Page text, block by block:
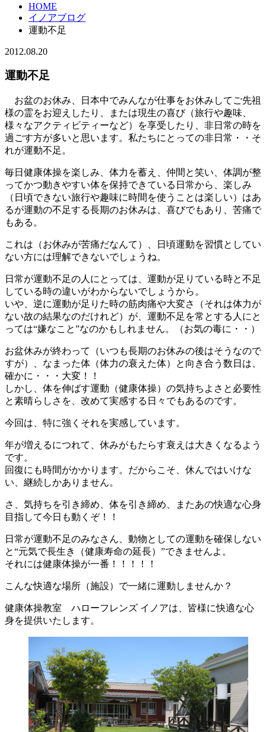
HOME
イノアブログ
運動不足
2012.08.20
運動不足
お盆のお休み、日本中でみんなが仕事をお休みしてご先祖
様の霊をお迎えしたり、または現生の喜び（旅行や趣味、
様々なアクティビティーなど）を享受したり、非日常の時を
過ごす方が多いと思います。私たちにとっての非日常・・そ
れが運動不足。
毎日健康体操を楽しみ、体力を蓄え、仲間と笑い、体調が整
ってかつ動きやすい体を保持できている日常から、楽しみ
（日頃できない旅行や趣味に時間を使うことは楽しい）はあ
るが運動の不足する長期のお休みは、喜びでもあり、苦痛で
もある。
これは（お休みが苦痛だなんて）、日頃運動を習慣としてい
ない方には理解できないでしょうね。
日常が運動不足の人にとっては、運動が足りている時と不足
している時の違いがわからないでしょうから。
いや、逆に運動が足りた時の筋肉痛や大変さ（それは体力が
ない故の結果なのだけれど）が、運動不足を常とする人にと
っては“嫌なこと”なのかもしれません。（お気の毒に・・）
お盆休みが終わって（いつも長期のお休みの後はそうなので
すが）、なまった体（体力の衰えた体）と向き合う数日は、
確かに・・・大変！！
しかし、体を伸ばす運動（健康体操）の気持ちよさと必要性
と素晴らしさを、改めて実感する日々でもあるのです。
今回は、特に強くそれを実感しています。
年が増えるにつれて、休みがもたらす衰えは大きくなるよう
です。
回復にも時間がかかります。だからこそ、休んではいけな
い、継続しかありません。
さ、気持ちを引き締め、体を引き締め、またあの快適な心身
目指して今日も動くぞ！！
日常が運動不足のみなさん、動物としての運動を確保しない
と“元気で長生き（健康寿命の延長）”できませんよ。
それには健康体操が一番！！！！！
こんな快適な場所（施設）で一緒に運動しませんか？
健康体操教室 ハローフレンズ イノアは、皆様に快適な心
身を提供いたします。